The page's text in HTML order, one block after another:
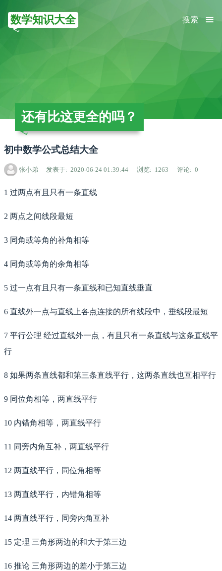
数学知识大全 ≡
搜索
还有比这更全的吗？
初中数学公式总结大全
张小弟 发表于 2020-06-24 01:39:44 浏览 1263 评论 0
1 过两点有且只有一条直线
2 两点之间线段最短
3 同角或等角的补角相等
4 同角或等角的余角相等
5 过一点有且只有一条直线和已知直线垂直
6 直线外一点与直线上各点连接的所有线段中，垂线段最短
7 平行公理 经过直线外一点，有且只有一条直线与这条直线平
行
8 如果两条直线都和第三条直线平行，这两条直线也互相平行
9 同位角相等，两直线平行
10 内错角相等，两直线平行
11 同旁内角互补，两直线平行
12 两直线平行，同位角相等
13 两直线平行，内错角相等
14 两直线平行，同旁内角互补
15 定理 三角形两边的和大于第三边
16 推论 三角形两边的差小于第三边